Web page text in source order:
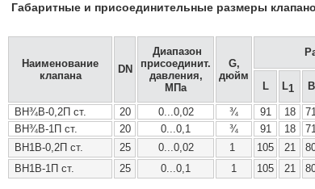
Габаритные и присоединительные размеры
Наименование
клапана
DN
Диапазон
присоединит.
давления,
МПа
G,
дюйм
L L1 B
ВН¾В-0,2П ст. 20 0...0,02 ¾ 91 18
ВН¾В-1П ст.
20 0...0,1 ¾ 91 18
ВН1В-0,2П ст.
25 0...0,02 1 105 21
ВН1В-1П ст.
25 0...0,1 1 105 21